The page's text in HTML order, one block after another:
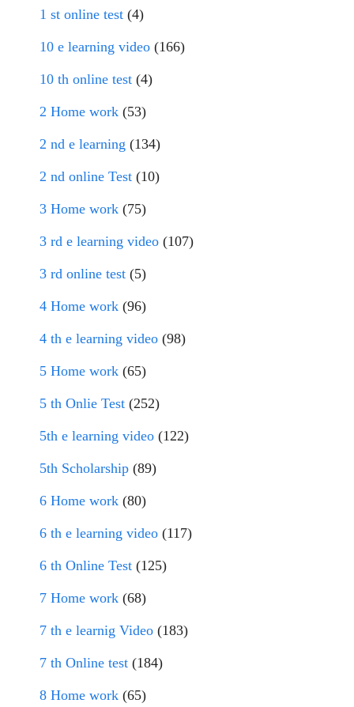
1 st online test (4)
10 e learning video (166)
10 th online test (4)
2 Home work (53)
2 nd e learning (134)
2 nd online Test (10)
3 Home work (75)
3 rd e learning video (107)
3 rd online test (5)
4 Home work (96)
4 th e learning video (98)
5 Home work (65)
5 th Onlie Test (252)
5th e learning video (122)
5th Scholarship (89)
6 Home work (80)
6 th e learning video (117)
6 th Online Test (125)
7 Home work (68)
7 th e learnig Video (183)
7 th Online test (184)
8 Home work (65)